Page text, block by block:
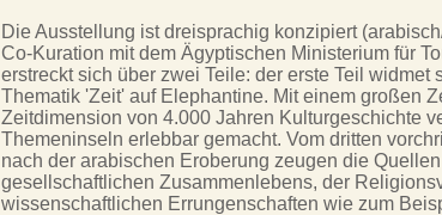
Die Ausstellung ist dreisprachig konzipiert
Co-Kuration mit dem Ägyptischen Ministerium für
erstreckt sich über zwei Teile: der erste Teil
Thematik 'Zeit' auf Elephantine. Mit einem großen
Zeitdimension von 4.000 Jahren Kulturgeschichte
Themeninseln erlebbar gemacht. Vom dritten
nach der arabischen Eroberung zeugen die
gesellschaftlichen Zusammenlebens, der
wissenschaftlichen Errungenschaften wie zum